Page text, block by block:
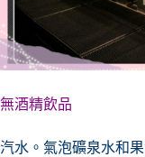
無酒精飲品
汽水。氣泡礦泉水和